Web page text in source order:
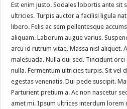
Est enim justo. Sodales lobortis ante sit
ultricies. Turpis auctor a facilisi ligula
libero. Felis ac sem pellentesque
aliquam. Laborum augue varius.
arcu id rutrum vitae. Massa nisl aliquet.
malesuada. Nulla dui sed. Tincidunt
nulla. Fermentum ultricies turpis. Sit vel
egestas venenatis. Dui pede suscipit.
Parturient pretium a. Ac non nascetur
amet mi. Ipsum ultrices interdum lorem